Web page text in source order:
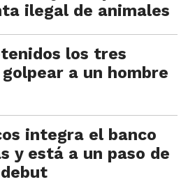
ilegal de animales
los tres
a un hombre
integra el banco
y está a un paso de